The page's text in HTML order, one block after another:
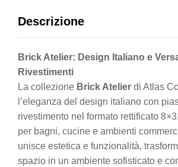
Descrizione
Brick Atelier: Design Italiano e
Rivestimenti
La collezione Brick Atelier di Atlas
l’eleganza del design italiano con
rivestimento nel formato rettificato
per bagni, cucine e ambienti
unisce estetica e funzionalità,
spazio in un ambiente sofisticato e